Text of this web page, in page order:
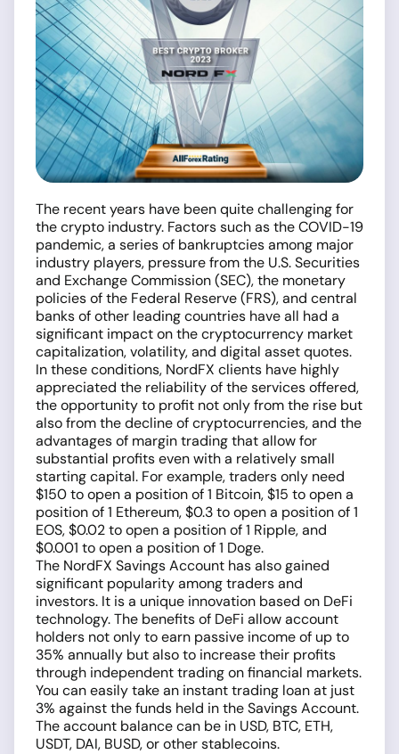
The recent years have been quite challenging for
the crypto industry. Factors such as the COVID-19
pandemic, a series of bankruptcies among major
industry players, pressure from the U.S. Securities
and Exchange Commission (SEC), the monetary
policies of the Federal Reserve (FRS), and central
banks of other leading countries have all had a
significant impact on the cryptocurrency market
capitalization, volatility, and digital asset quotes.
In these conditions, NordFX clients have highly
appreciated the reliability of the services offered,
the opportunity to profit not only from the rise but
also from the decline of cryptocurrencies, and the
advantages of margin trading that allow for
substantial profits even with a relatively small
starting capital. For example, traders only need
$150 to open a position of 1 Bitcoin, $15 to open a
position of 1 Ethereum, $0.3 to open a position of 1
EOS, $0.02 to open a position of 1 Ripple, and
$0.001 to open a position of 1 Doge.
The NordFX Savings Account has also gained
significant popularity among traders and
investors. It is a unique innovation based on DeFi
technology. The benefits of DeFi allow account
holders not only to earn passive income of up to
35% annually but also to increase their profits
through independent trading on financial markets.
You can easily take an instant trading loan at just
3% against the funds held in the Savings Account.
The account balance can be in USD, BTC, ETH,
USDT, DAI, BUSD, or other stablecoins.